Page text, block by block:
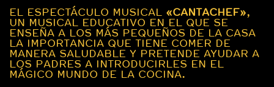
EL ESPECTÁCULO MUSICAL «CANTACHEF»,
UN MUSICAL EDUCATIVO EN EL QUE SE
ENSEÑA A LOS MÁS PEQUEÑOS DE LA CASA
LA IMPORTANCIA QUE TIENE COMER DE
MANERA SALUDABLE Y PRETENDE AYUDAR A
LOS PADRES A INTRODUCIRLES EN EL
MÁGICO MUNDO DE LA COCINA.